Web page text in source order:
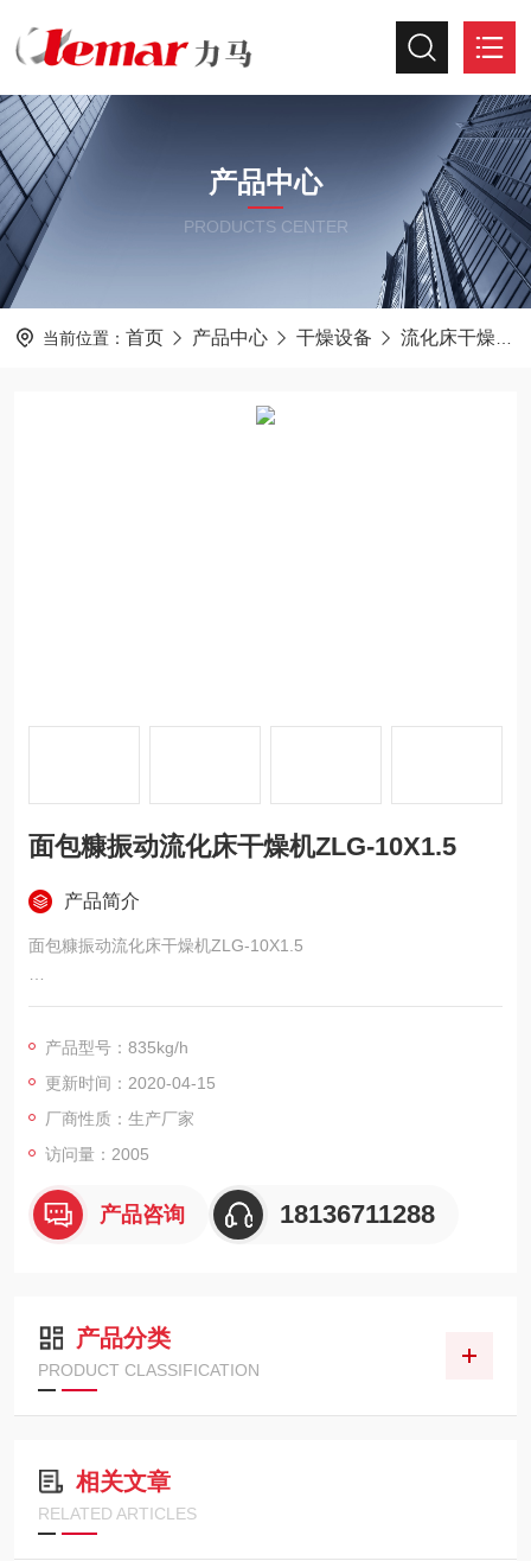
产品中心
PRODUCTS CENTER
当前位置： 首页 产品中心 干燥设备 流化床干燥器
面包糠振动流化床干燥机ZLG-10X1.5
产品简介
面包糠振动流化床干燥机ZLG-10X1.5
设备设计条件：
物料条件
物料名称： 面包糠
终水分: 10%
产品型号：835kg/h
更新时间：2020-04-15
厂商性质：生产厂家
访问量：2005
产品咨询 18136711288
产品分类
PRODUCT CLASSIFICATION
相关文章
RELATED ARTICLES